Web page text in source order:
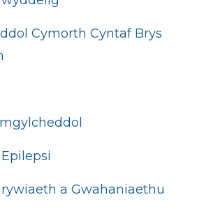
Cymorth Cyntaf Brys
a Gwahaniaethu